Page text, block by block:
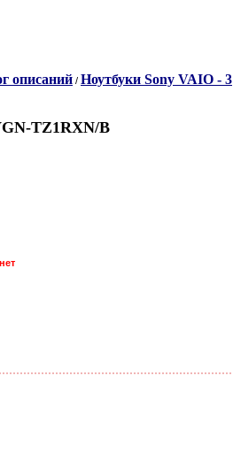
описаний / Ноутбуки Sony VAIO - 3
TZ1RXN/B
нет